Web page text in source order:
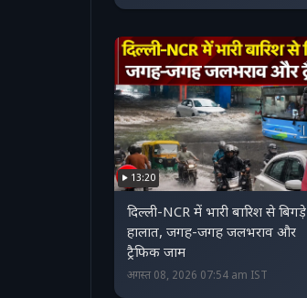
13:20
दिल्ली-NCR में भारी बारिश से बिगड़े
हालात, जगह-जगह जलभराव और
ट्रैफिक जाम
अगस्त 08, 2026 07:54 am IST